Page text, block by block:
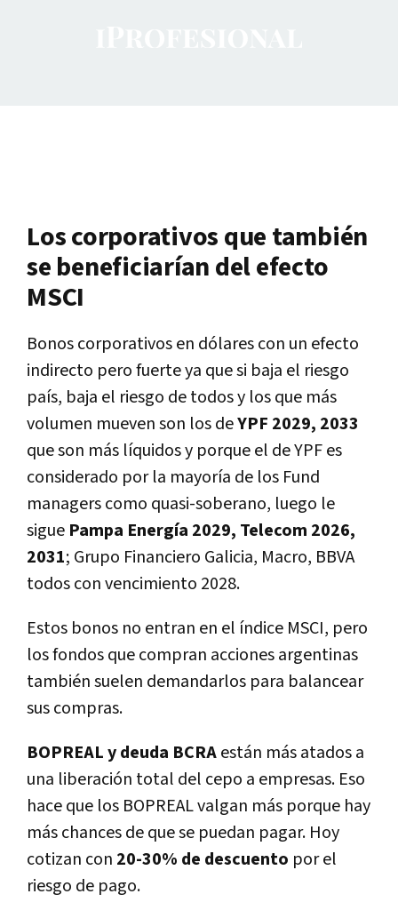
Los corporativos que también
se beneficiarían del efecto
MSCI
Bonos corporativos en dólares con un efecto
indirecto pero fuerte ya que si baja el riesgo
país, baja el riesgo de todos y los que más
volumen mueven son los deYPF 2029, 2033
que son más líquidos y porque el de YPF es
considerado por la mayoría de los Fund
managers como quasi-soberano, luego le
sigue Pampa Energía 2029, Telecom 2026,
2031; Grupo Financiero Galicia, Macro, BBVA
todos con vencimiento 2028.
Estos bonos no entran en el índice MSCI, pero
los fondos que compran acciones argentinas
también suelen demandarlos para balancear
sus compras.
BOPREAL y deuda BCRAestán más atados a
una liberación total del cepo a empresas. Eso
hace que los BOPREAL valgan más porque hay
más chances de que se puedan pagar. Hoy
cotizan con 20-30% de descuento por el
riesgo de pago.